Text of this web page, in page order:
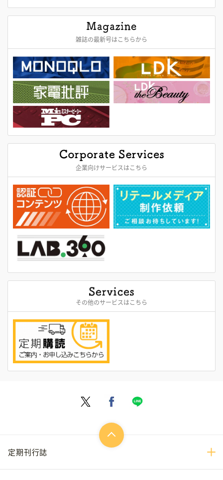
雑誌の最新号はこちらから
企業向けサービスはこちら
その他のサービスはこちら
定期刊行誌